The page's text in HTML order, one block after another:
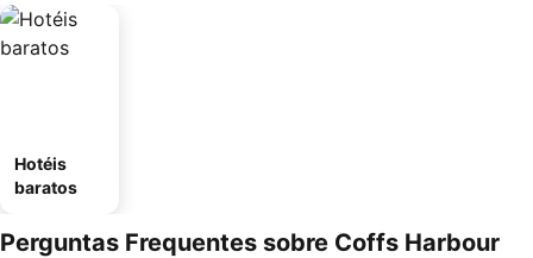
Hotéis
baratos
Perguntas Frequentes sobre Coffs Harbour